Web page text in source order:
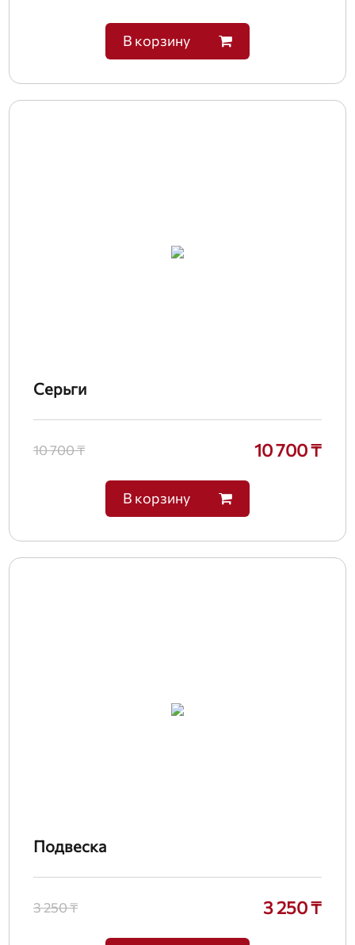
В корзину
Серьги
10 700 ₸ 10 700 ₸
В корзину
Подвеска
3 250 ₸ 3 250 ₸